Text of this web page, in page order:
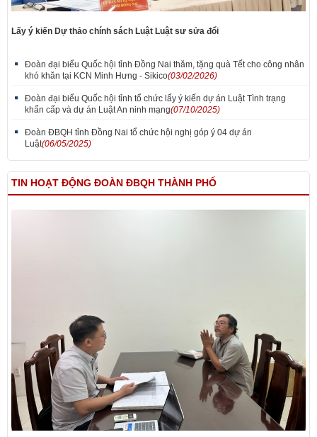
Lấy ý kiến Dự thảo chính sách Luật Luật sư sửa đổi
Đoàn đại biểu Quốc hội tỉnh Đồng Nai thăm, tặng quà Tết cho công nhân
khó khăn tại KCN Minh Hưng - Sikico(03/02/2026)
Đoàn đại biểu Quốc hội tỉnh tổ chức lấy ý kiến dự án Luật Tình trạng
khẩn cấp và dự án Luật An ninh mạng(07/10/2025)
Đoàn ĐBQH tỉnh Đồng Nai tổ chức hội nghị góp ý 04 dự án
Luật(06/05/2025)
TIN HOẠT ĐỘNG ĐOÀN ĐBQH THÀNH PHỐ